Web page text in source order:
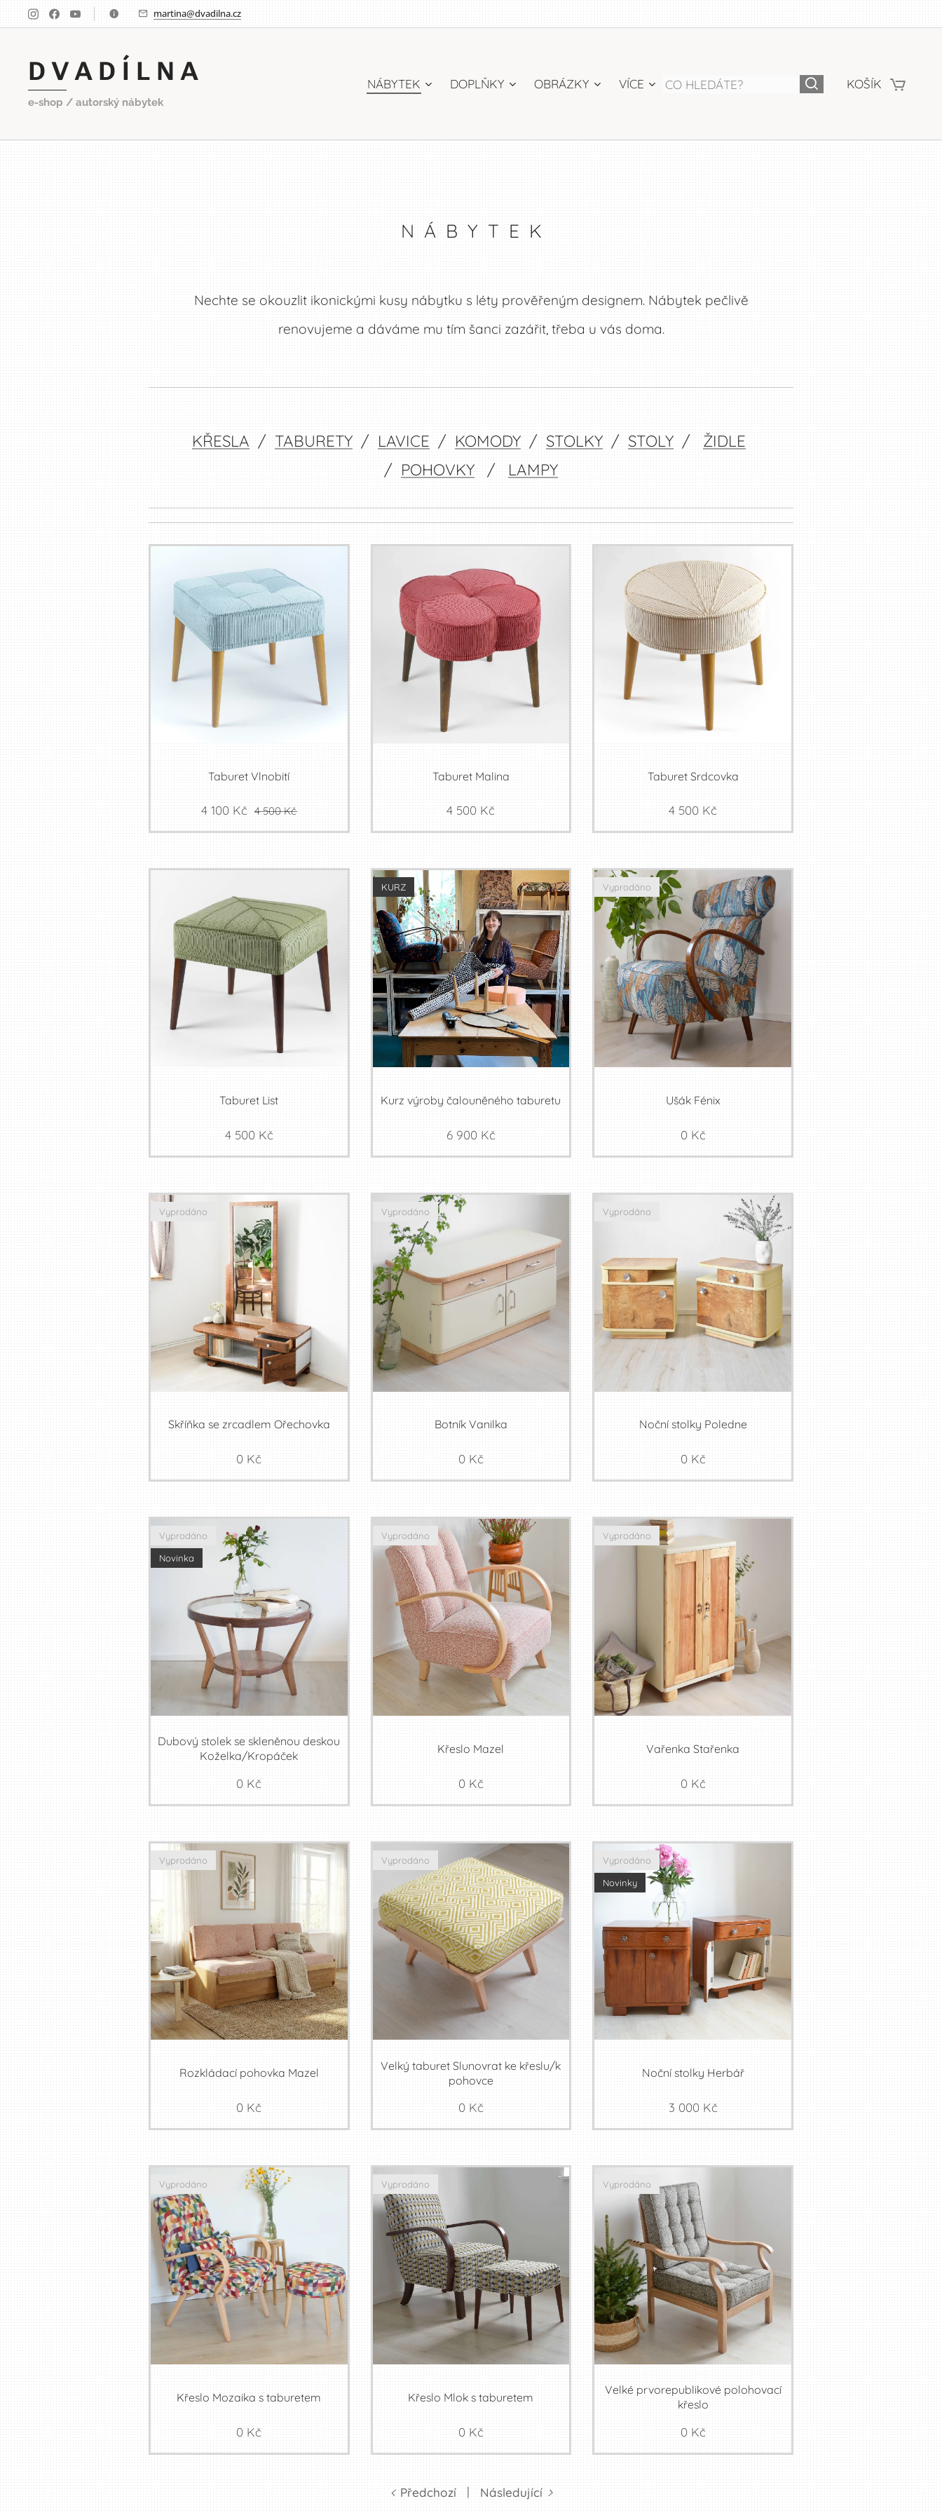
martina@dvadilna.cz
D V A D Í L N A
e-shop / autorský nábytek
NÁBYTEK DOPLŇKY OBRÁZKY VÍCE KOŠÍK
N Á B Y T E K
Nechte se okouzlit ikonickými kusy nábytku s léty prověřeným designem. Nábytek pečlivě
renovujeme a dáváme mu tím šanci zazářit, třeba u vás doma.
KŘESLA/TABURETY/LAVICE/KOMODY/STOLKY/STOLY/ŽIDLE
/POHOVKY /LAMPY
Taburet Vlnobití
4 100Kč 4 500Kč
Taburet Malina
4 500Kč
Taburet Srdcovka
4 500Kč
Taburet List
4 500Kč
Kurz výroby čalouněného taburetu
KURZ
6 900Kč
Ušák Fénix
Vyprodáno
0Kč
Skříňka se zrcadlem Ořechovka
Vyprodáno
0Kč
Botník Vanilka
Vyprodáno
0Kč
Noční stolky Poledne
Vyprodáno
0Kč
Dubový stolek se skleněnou deskou
Koželka/Kropáček
Vyprodáno
Novinka
0Kč
Křeslo Mazel
Vyprodáno
0Kč
Vařenka Stařenka
Vyprodáno
0Kč
Rozkládací pohovka Mazel
Vyprodáno
0Kč
Velký taburet Slunovrat ke křeslu/k
pohovce
Vyprodáno
0Kč
Noční stolky Herbář
Vyprodáno
Novinky
3 000Kč
Křeslo Mozaika s taburetem
Vyprodáno
0Kč
Křeslo Mlok s taburetem
Vyprodáno
0Kč
Velké prvorepublikové polohovací
křeslo
Vyprodáno
0Kč
Předchozí Následující